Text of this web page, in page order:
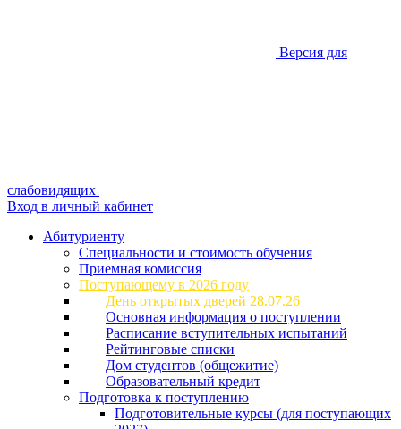
Версия для
слабовидящих
Вход в личный кабинет
Абитуриенту
Специальности и стоимость обучения
Приемная комиссия
Поступающему в 2026 году
День открытых дверей 28.07.26
Основная информация о поступлении
Расписание вступительных испытаний
Рейтинговые списки
Дом студентов (общежитие)
Образовательный кредит
Подготовка к поступлению
Подготовительные курсы (для поступающих